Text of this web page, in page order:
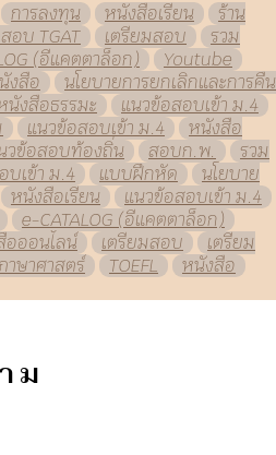
การลงทุน หนังสือเรียน
ร้าน
อบ TGAT เตรียมสอบ
รวม
(อีแคตตาล็อก)
Youtube
งสือ
นโยบายการยกเลิกและการคืน
นังสือธรรมะ
แนวข้อสอบเข้า ม.4
แนวข้อสอบเข้า ม.4
หนังสือ
วข้อสอบท้องถิ่น สอบก.พ.
รวม
บเข้า ม.4 แบบฝึกหัด
นโยบาย
หนังสือเรียน
แนวข้อสอบเข้า ม.4
e-CATALOG (อีแคตตาล็อก)
อออนไลน์ เตรียมสอบ
เตรียม
าษาศาสตร์ TOEFL
หนังสือ
ม